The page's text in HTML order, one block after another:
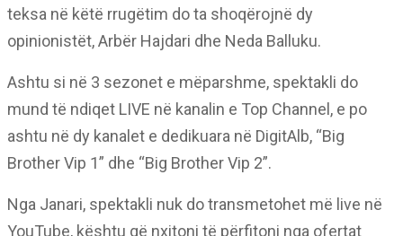
teksa në këtë rrugëtim do ta shoqërojnë dy
opinionistët, Arbër Hajdari dhe Neda Balluku.
Ashtu si në 3 sezonet e mëparshme, spektakli do
mund të ndiqet LIVE në kanalin e Top Channel, e po
ashtu në dy kanalet e dedikuara në DigitAlb, “Big
Brother Vip 1” dhe “Big Brother Vip 2”.
Nga Janari, spektakli nuk do transmetohet më live në
YouTube, kështu që nxitoni të përfitoni nga ofertat